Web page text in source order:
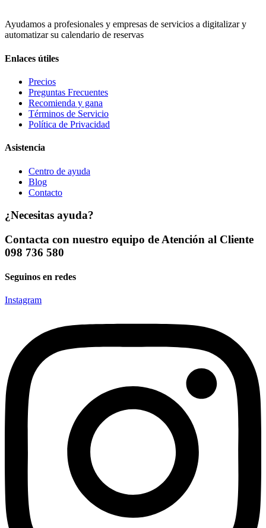
Ayudamos a profesionales y empresas de servicios a digitalizar y
automatizar su calendario de reservas
Enlaces útiles
Precios
Preguntas Frecuentes
Recomienda y gana
Términos de Servicio
Política de Privacidad
Asistencia
Centro de ayuda
Blog
Contacto
¿Necesitas ayuda?
Contacta con nuestro equipo de Atención al Cliente
098 736 580
Seguinos en redes
Instagram